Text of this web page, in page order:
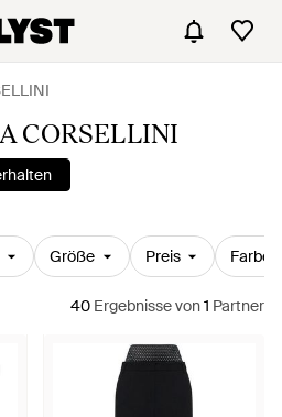
CORSELLINI
Größe Preis Farbe
40 Ergebnissevon1 Partner